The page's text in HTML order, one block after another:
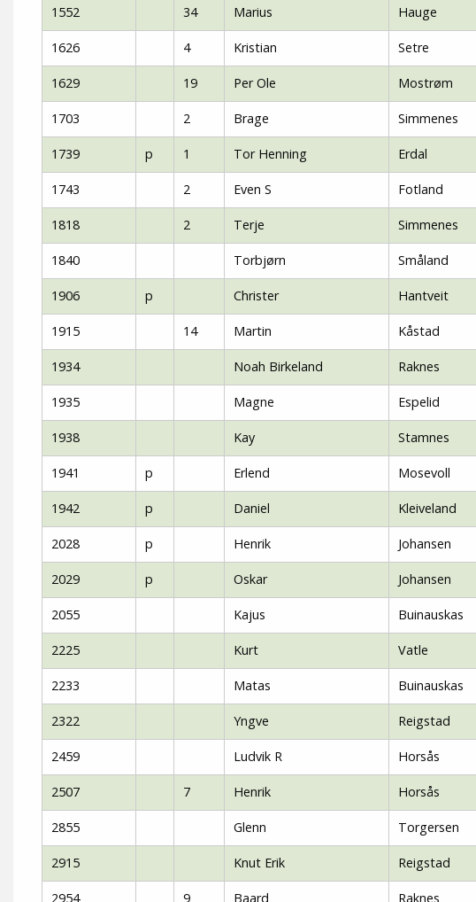
1552 34 Marius Hauge
1626 4 Kristian Setre
1629 19 Per Ole Mostrøm
1703 2 Brage Simmenes
1739 p 1 Tor Henning Erdal
1743 2 Even S Fotland
1818 2 Terje Simmenes
1840 Torbjørn Småland
1906 p Christer Hantveit
1915 14 Martin Kåstad
1934 Noah Birkeland Raknes
1935 Magne Espelid
1938 Kay Stamnes
1941 p Erlend Mosevoll
1942 p Daniel Kleiveland
2028 p Henrik Johansen
2029 p Oskar Johansen
2055 Kajus Buinauskas
2225 Kurt Vatle
2233 Matas Buinauskas
2322 Yngve Reigstad
2459 Ludvik R Horsås
2507 7 Henrik Horsås
2855 Glenn Torgersen
2915 Knut Erik Reigstad
2954 9 Baard Raknes